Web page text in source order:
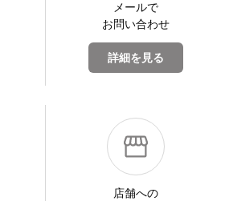
メールで
お問い合わせ
詳細を見る
店舗への